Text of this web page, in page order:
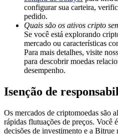
Exclusive for BitMart Users
Register & Trade to Win
configurar sua carteira,
pedido.
Quais são os ativos cripto
Se você está explorando
mercado ou características
Para mais detalhes, visite
para descobrir moedas
desempenho.
Isenção de
Os mercados de criptomoedas são
rápidas flutuações de preços. Você
decisões de investimento e a Bitrue